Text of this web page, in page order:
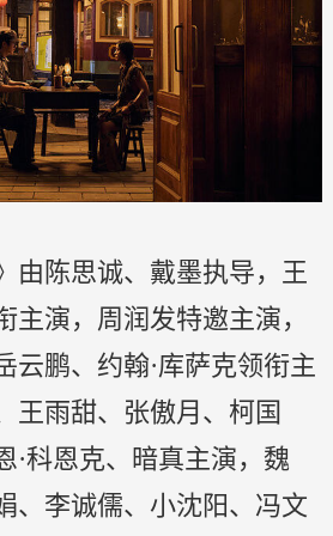
由陈思诚、戴墨执导，王
主演，周润发特邀主演，
云鹏、约翰·库萨克领衔主
王雨甜、张傲月、柯国
·科恩克、暗真主演，魏
、李诚儒、小沈阳、冯文